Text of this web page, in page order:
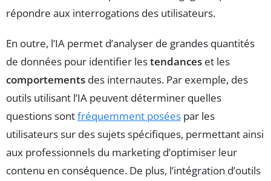
répondre aux interrogations des utilisateurs.
En outre, l’IA permet d’analyser de grandes quantités
de données pour identifier lestendances et les
comportements des internautes. Par exemple, des
outils utilisant l’IA peuvent déterminer quelles
questions sontfréquemment posées par les
utilisateurs sur des sujets spécifiques, permettant ainsi
aux professionnels du marketing d’optimiser leur
contenu en conséquence. De plus, l’intégration d’outils